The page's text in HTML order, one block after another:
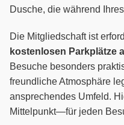
Dusche, die während
Die Mitgliedschaft ist
kostenlosen Parkplätze
Besuche besonders
freundliche Atmosphäre
ansprechendes Umfeld.
Mittelpunkt—für jeden